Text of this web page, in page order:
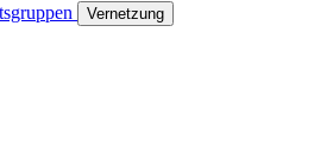
Vernetzung